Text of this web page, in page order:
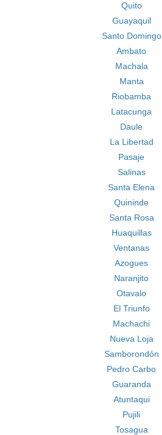
Quito
Guayaquil
Santo Domingo
Ambato
Machala
Manta
Riobamba
Latacunga
Daule
La Libertad
Pasaje
Salinas
Santa Elena
Quininde
Santa Rosa
Huaquillas
Ventanas
Azogues
Naranjito
Otavalo
El Triunfo
Machachi
Nueva Loja
Samborondón
Pedro Carbo
Guaranda
Atuntaqui
Pujili
Tosagua